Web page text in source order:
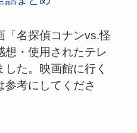
う
一
度
見
「名探偵コナンvs.怪
想・使用されたテレ
た。映画館に行く
参考にしてくださ